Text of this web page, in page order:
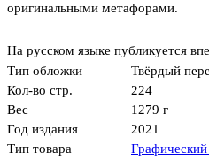
оригинальными метафорами.
На русском языке публикуется
Тип обложки
Твёрдый
Кол-во стр.
224
Вес
1279 г
Год издания
2021
Тип товара